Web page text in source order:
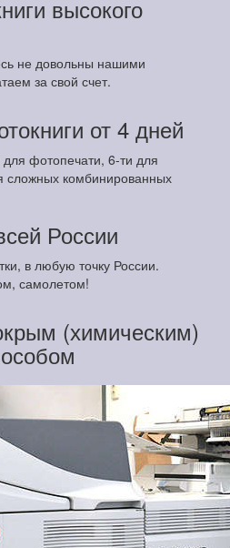
высокого
не довольны нашими
за свой счет.
от 4 дней
фотопечати, 6-ти для
сложных комбинированных
России
в любую точку России.
самолетом!
(химическим)